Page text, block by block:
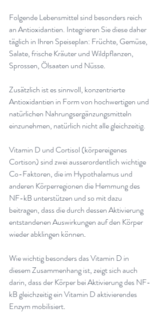
Folgende Lebensmittel sind besonders reich
an Antioxidantien. Integrieren Sie diese daher
täglich in Ihren Speiseplan: Früchte, Gemüse,
Salate, frische Kräuter und Wildpflanzen,
Sprossen, Ölsaaten und Nüsse.
Zusätzlich ist es sinnvoll, konzentrierte
Antioxidantien in Form von hochwertigen und
natürlichen Nahrungsergänzungsmitteln
einzunehmen, natürlich nicht alle gleichzeitig.
Vitamin D und Cortisol (körpereigenes
Cortison) sind zwei ausserordentlich wichtige
Co-Faktoren, die im Hypothalamus und
anderen Körperregionen die Hemmung des
NF-kB unterstützen und so mit dazu
beitragen, dass die durch dessen Aktivierung
entstandenen Auswirkungen auf den Körper
wieder abklingen können.
Wie wichtig besonders das Vitamin D in
diesem Zusammenhang ist, zeigt sich auch
darin, dass der Körper bei Aktivierung des NF-
kB gleichzeitig ein Vitamin D aktivierendes
Enzym mobilisiert.